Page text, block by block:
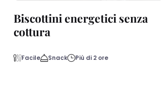
Biscottini energetici senza
cottura
Facile Snack Più di 2 ore